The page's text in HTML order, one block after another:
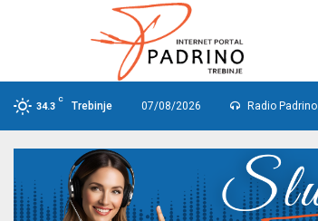
34.3
C
Trebinje 07/08/2026 Radio Padrino